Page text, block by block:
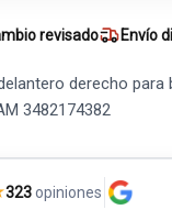
revisado Envío
derecho para
3482174382
323opiniones